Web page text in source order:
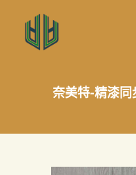
奈美特-精漆